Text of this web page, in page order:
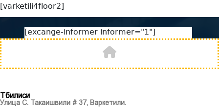
[varketili4floor2]
[excange-informer informer="1"]
Тбилиси
Улица С. Такаишвили # 37, Варкетили.